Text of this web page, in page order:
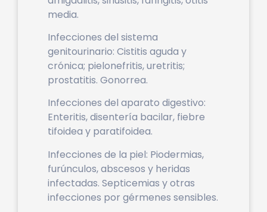
media.
Infecciones del sistema
genitourinario: Cistitis aguda y
crónica; pielonefritis, uretritis;
prostatitis. Gonorrea.
Infecciones del aparato digestivo:
Enteritis, disentería bacilar, fiebre
tifoidea y paratifoidea.
Infecciones de la piel: Piodermias,
furúnculos, abscesos y heridas
infectadas. Septicemias y otras
infecciones por gérmenes sensibles.